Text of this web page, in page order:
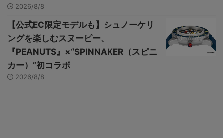
2026/8/8
【公式EC限定モデルも】シュノーケリ
ングを楽しむスヌーピー、
『PEANUTS』×“SPINNAKER（スピニ
カー）”初コラボ
2026/8/8